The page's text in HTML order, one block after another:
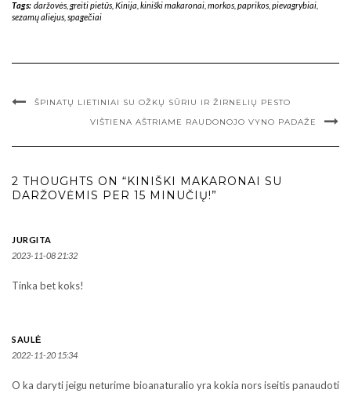
Tags: daržovės, greiti pietūs, Kinija kiniški makaronai, morkos, paprikos, pievagrybiai,
sezamų aliejus spagečiai
ŠPINATŲ LIETINIAI SU OŽKŲ SŪRIU IR ŽIRNELIŲ PESTO
VIŠTIENA AŠTRIAME RAUDONOJO VYNO PADAŽE
2 THOUGHTS ON “KINIŠKI MAKARONAI SU
DARŽOVĖMIS PER 15 MINUČIŲ!”
JURGITA
2023-11-08 21:32
Tinka bet koks!
SAULĖ
2022-11-20 15:34
O ka daryti jeigu neturime bioanaturalio yra kokia nors iseitis panaudoti